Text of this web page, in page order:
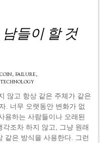
들이 할 것
, failure,
technology
않고 항상 같은 주체가 같은
. 너무 오랫동안 변화가 없
용하는 사람들이나 오래된
조차 하지 않고, 그냥 원래
같은 방식을 사용한다. 그런